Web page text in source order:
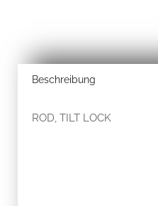
Beschreibung
ROD, TILT LOCK